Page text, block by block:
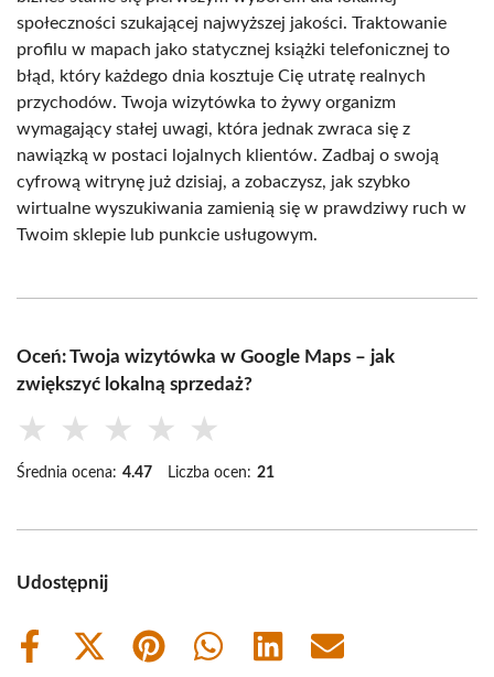
społeczności szukającej najwyższej jakości. Traktowanie
profilu w mapach jako statycznej książki telefonicznej to
błąd, który każdego dnia kosztuje Cię utratę realnych
przychodów. Twoja wizytówka to żywy organizm
wymagający stałej uwagi, która jednak zwraca się z
nawiązką w postaci lojalnych klientów. Zadbaj o swoją
cyfrową witrynę już dzisiaj, a zobaczysz, jak szybko
wirtualne wyszukiwania zamienią się w prawdziwy ruch w
Twoim sklepie lub punkcie usługowym.
Oceń: Twoja wizytówka w Google Maps – jak
zwiększyć lokalną sprzedaż?
★ ★ ★ ★ ★
Średnia ocena: 4.47 Liczba ocen: 21
Udostępnij
Share
Share
Share
Share
Share
Share